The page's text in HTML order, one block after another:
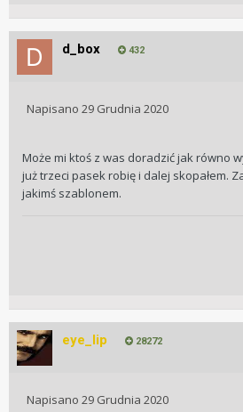
d_box 432
Napisano 29 Grudnia 2020
Może mi ktoś z was doradzić jak równo
już trzeci pasek robię i dalej skopałem.
jakimś szablonem.
eye_lip 28272
Napisano 29 Grudnia 2020